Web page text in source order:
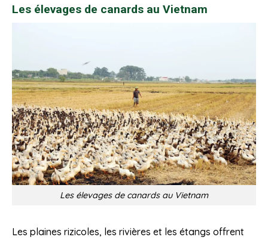
Les élevages de canards au Vietnam
Les élevages de canards au Vietnam
Les plaines rizicoles, les rivières et les étangs offrent